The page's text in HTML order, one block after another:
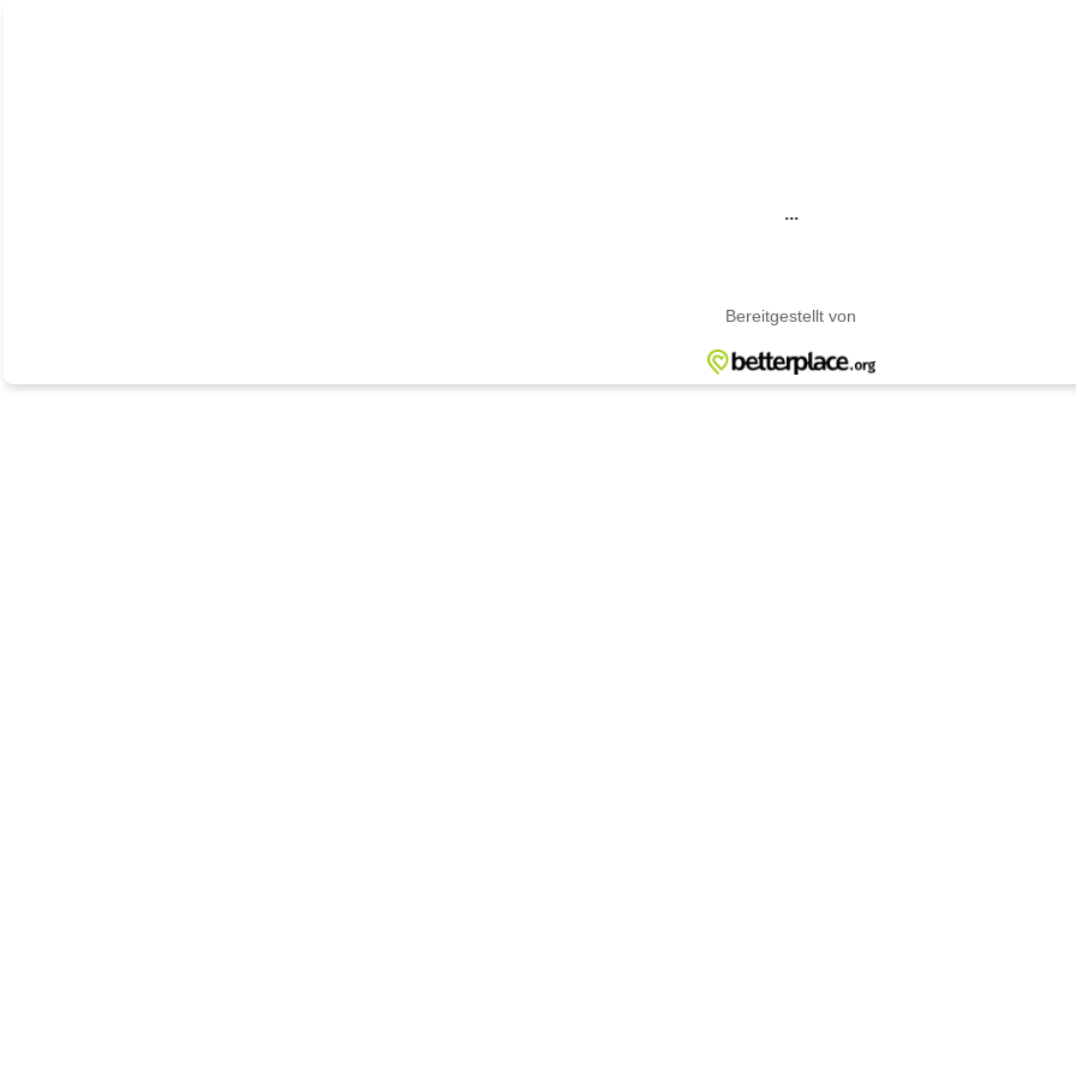
...
Bereitgestellt von